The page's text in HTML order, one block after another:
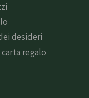
desideri
regalo